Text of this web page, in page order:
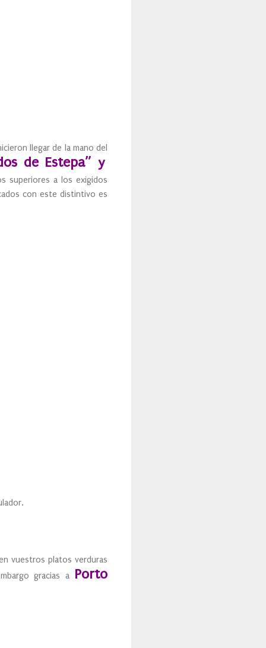
llegar de la mano del
de Estepa” y
superiores a los exigidos
con este distintivo es
vuestros platos verduras
gracias a Porto